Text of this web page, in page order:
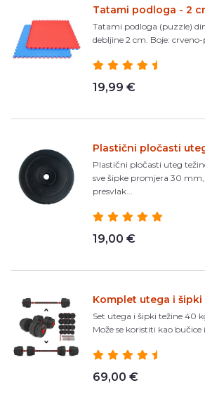
Tatami podloga - 2
Tatami podloga (puzzle)
debljine 2 cm. Boje:
19,99 €
Plastični pločasti
Plastični pločasti uteg
sve šipke promjera 30
presvlak...
19,00 €
Komplet utega i
Set utega i šipki težine 40
Može se koristiti kao bučice
69,00 €